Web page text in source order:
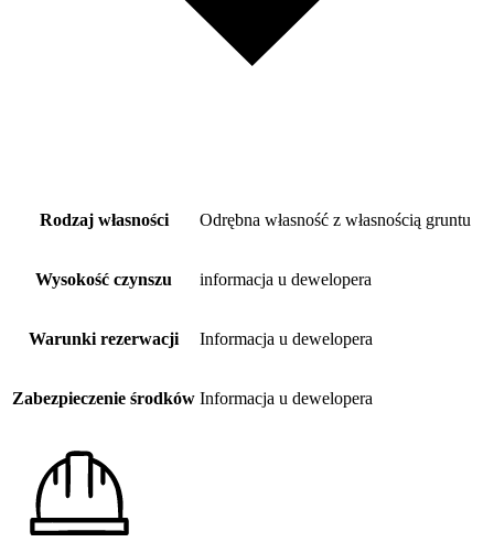
Rodzaj własności Odrębna własność z własnością gruntu
Wysokość czynszu informacja u dewelopera
Warunki rezerwacji Informacja u dewelopera
Zabezpieczenie środków Informacja u dewelopera